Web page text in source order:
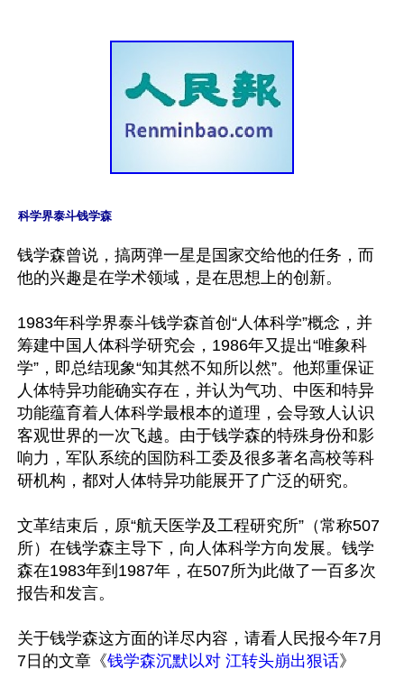
科学界泰斗钱学森
钱学森曾说，搞两弹一星是国家交给他的任务，而
他的兴趣是在学术领域，是在思想上的创新。
1983年科学界泰斗钱学森首创“人体科学”概念，并
筹建中国人体科学研究会，1986年又提出“唯象科
学”，即总结现象“知其然不知所以然”。他郑重保证
人体特异功能确实存在，并认为气功、中医和特异
功能蕴育着人体科学最根本的道理，会导致人认识
客观世界的一次飞越。由于钱学森的特殊身份和影
响力，军队系统的国防科工委及很多著名高校等科
研机构，都对人体特异功能展开了广泛的研究。
文革结束后，原“航天医学及工程研究所”（常称507
所）在钱学森主导下，向人体科学方向发展。钱学
森在1983年到1987年，在507所为此做了一百多次
报告和发言。
关于钱学森这方面的详尽内容，请看人民报今年7月
7日的文章《钱学森沉默以对 江转头崩出狠话》